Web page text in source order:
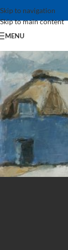
Skip to navigation
Skip to main content
MENU